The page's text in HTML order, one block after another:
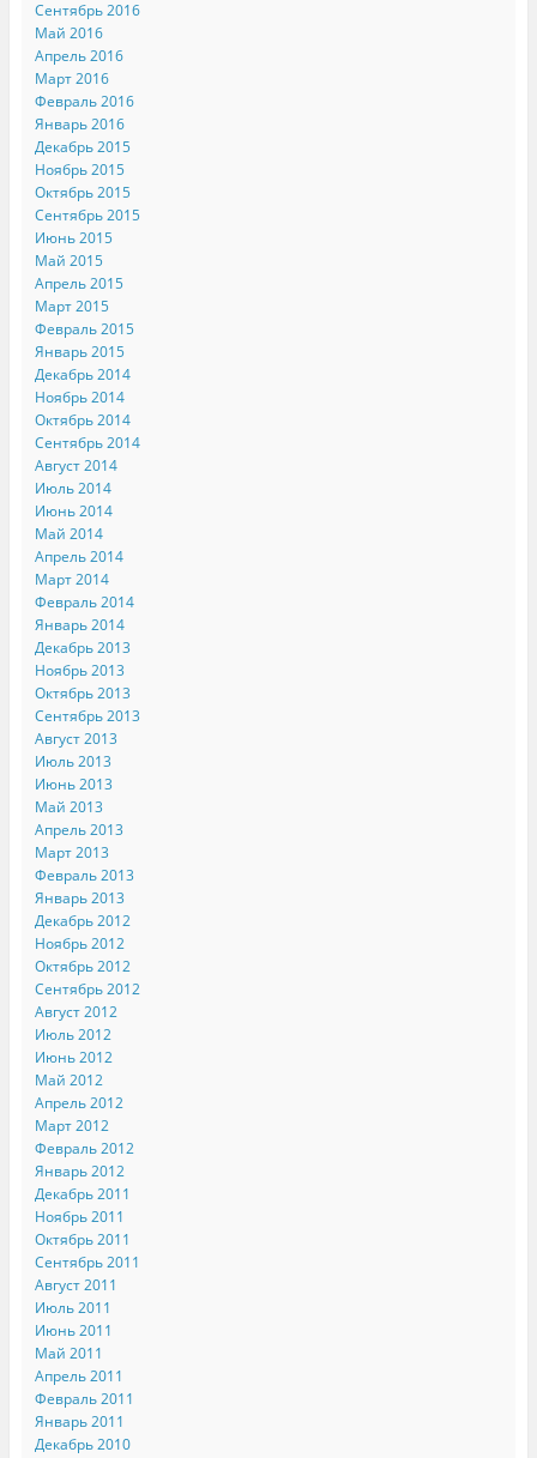
Сентябрь 2016
Май 2016
Апрель 2016
Март 2016
Февраль 2016
Январь 2016
Декабрь 2015
Ноябрь 2015
Октябрь 2015
Сентябрь 2015
Июнь 2015
Май 2015
Апрель 2015
Март 2015
Февраль 2015
Январь 2015
Декабрь 2014
Ноябрь 2014
Октябрь 2014
Сентябрь 2014
Август 2014
Июль 2014
Июнь 2014
Май 2014
Апрель 2014
Март 2014
Февраль 2014
Январь 2014
Декабрь 2013
Ноябрь 2013
Октябрь 2013
Сентябрь 2013
Август 2013
Июль 2013
Июнь 2013
Май 2013
Апрель 2013
Март 2013
Февраль 2013
Январь 2013
Декабрь 2012
Ноябрь 2012
Октябрь 2012
Сентябрь 2012
Август 2012
Июль 2012
Июнь 2012
Май 2012
Апрель 2012
Март 2012
Февраль 2012
Январь 2012
Декабрь 2011
Ноябрь 2011
Октябрь 2011
Сентябрь 2011
Август 2011
Июль 2011
Июнь 2011
Май 2011
Апрель 2011
Февраль 2011
Январь 2011
Декабрь 2010